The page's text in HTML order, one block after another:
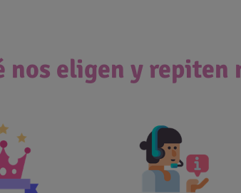
nos eligen y repiten